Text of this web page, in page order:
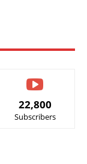
22,800
Subscribers